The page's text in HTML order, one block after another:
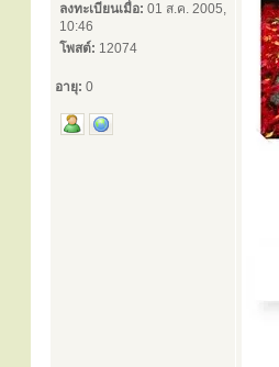
ลงทะเบียนเมื่อ: 01 ส.ค. 2005,
10:46
โพสต์: 12074
อายุ: 0